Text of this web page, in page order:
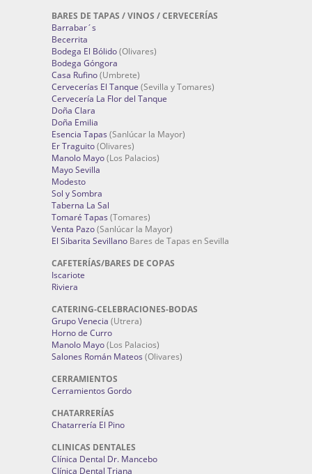
BARES DE TAPAS / VINOS / CERVECERÍAS
Barrabar´s
Becerrita
Bodega El Bólido(Olivares)
Bodega Góngora
Casa Rufino(Umbrete)
Cervecerías El Tanque (Sevilla y Tomares)
Cervecería La Flor del Tanque
Doña Clara
Doña Emilia
Esencia Tapas (Sanlúcar la Mayor)
Er Traguito(Olivares)
Manolo Mayo(Los Palacios)
Mayo Sevilla
Modesto
Sol y Sombra
Taberna La Sal
Tomaré Tapas (Tomares)
Venta Pazo(Sanlúcar la Mayor)
El Sibarita Sevillano Bares de Tapas en Sevilla
CAFETERÍAS/BARES DE COPAS
Iscariote
Riviera
CATERING-CELEBRACIONES-BODAS
Grupo Venecia (Utrera)
Horno de Curro
Manolo Mayo(Los Palacios)
Salones Román Mateos (Olivares)
CERRAMIENTOS
Cerramientos Gordo
CHATARRERÍAS
Chatarrería El Pino
CLINICAS DENTALES
Clínica Dental Dr. Mancebo
Clínica Dental Triana